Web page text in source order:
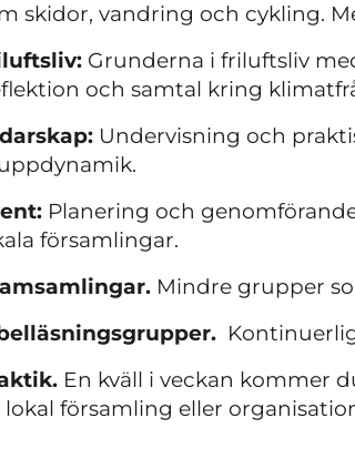
skidor, vandring och cykling.
Grunderna i friluftsliv
och samtal kring
Undervisning och
Planering och
församlingar.
Mindre grupper
En kväll i veckan kommer
lokal församling eller